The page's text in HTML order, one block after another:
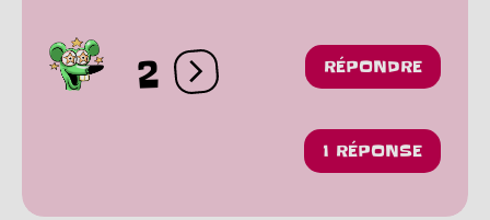
2 Ouvrir les réactions
RÉPONDRE
1 RÉPONSE